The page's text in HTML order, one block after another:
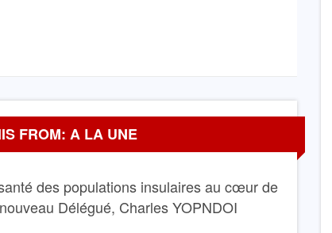
FROM: A LA UNE
des populations insulaires au cœur de
Délégué, Charles YOPNDOI